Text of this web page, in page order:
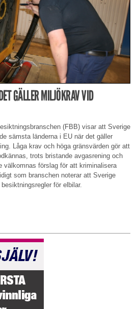
GÄLLER MILJÖKRAV VID
(FBB) visar att Sverige
sämsta länderna i EU när det gäller
Låga krav och höga gränsvärden gör att
trots bristande avgasrening och
välkomnas förslag för att kriminalisera
som branschen noterar att Sverige
för elbilar.